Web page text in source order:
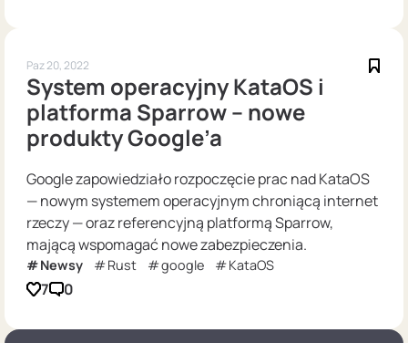
Paz 20, 2022
System operacyjny KataOS i
platforma Sparrow – nowe
produkty Google’a
Google zapowiedziało rozpoczęcie prac nad KataOS
— nowym systemem operacyjnym chroniącą internet
rzeczy — oraz referencyjną platformą Sparrow,
mającą wspomagać nowe zabezpieczenia.
Newsy Rust google KataOS
7 0